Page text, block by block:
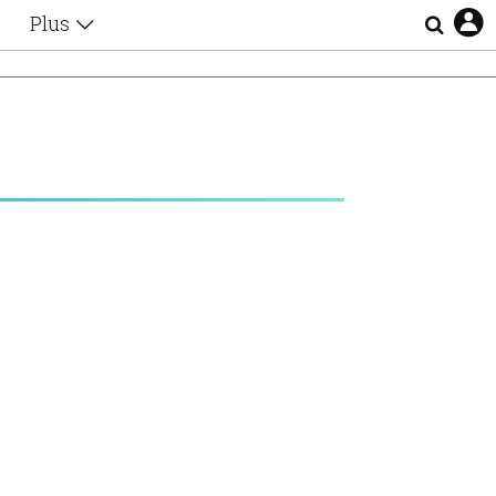
Plus